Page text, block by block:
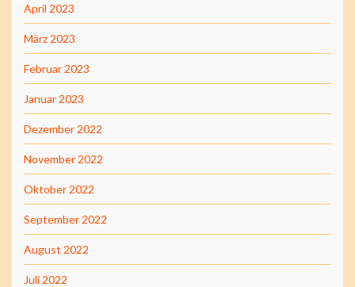
April 2023
März 2023
Februar 2023
Januar 2023
Dezember 2022
November 2022
Oktober 2022
September 2022
August 2022
Juli 2022